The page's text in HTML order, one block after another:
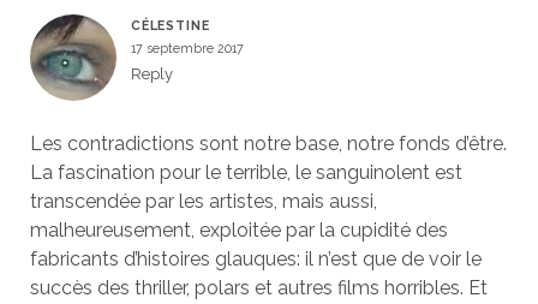
CÉLESTINE
17 septembre 2017
Reply
Les contradictions sont notre base, notre fonds d’être.
La fascination pour le terrible, le sanguinolent est
transcendée par les artistes, mais aussi,
malheureusement, exploitée par la cupidité des
fabricants d’histoires glauques: il n’est que de voir le
succès des thriller, polars et autres films horribles. Et